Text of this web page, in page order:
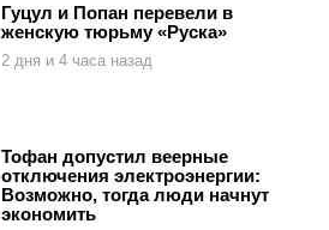
Гуцул и Попан перевели в
женскую тюрьму «Руска»
2 дня и 4 часа назад
Тофан допустил веерные
отключения электроэнергии:
Возможно, тогда люди начнут
экономить